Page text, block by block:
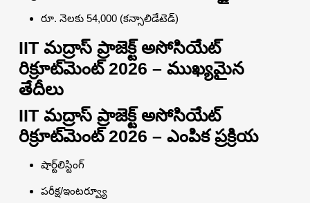
రూ. నెలకు 54,000 (కన్సాలిడేటెడ్)
IIT మద్రాస్ ప్రాజెక్ట్ అసోసియేట్
రిక్రూట్‌మెంట్ 2026 – ముఖ్యమైన
తేదీలు
IIT మద్రాస్ ప్రాజెక్ట్ అసోసియేట్
రిక్రూట్‌మెంట్ 2026 – ఎంపిక ప్రక్రియ
షార్ట్‌లిస్టింగ్
పరీక్ష/ఇంటర్వ్యూ